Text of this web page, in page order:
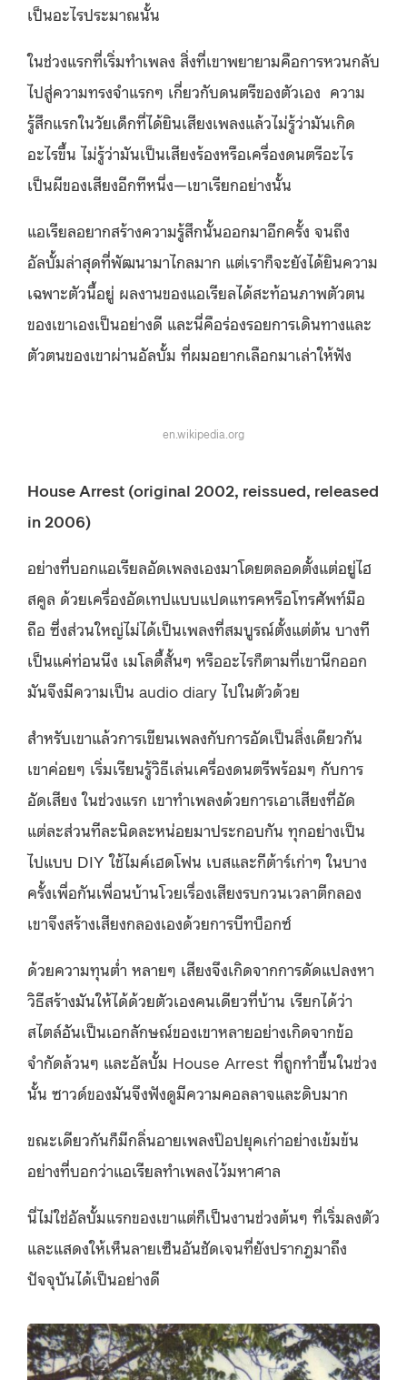
เป็นอะไรประมาณนั้น
ในช่วงแรกที่เริ่มทำเพลง สิ่งที่เขาพยายามคือการหวนกลับ
ไปสู่ความทรงจำแรกๆ เกี่ยวกับดนตรีของตัวเอง ความ
รู้สึกแรกในวัยเด็กที่ได้ยินเสียงเพลงแล้วไม่รู้ว่ามันเกิด
อะไรขึ้น ไม่รู้ว่ามันเป็นเสียงร้องหรือเครื่องดนตรีอะไร
เป็นผีของเสียงอีกทีหนึ่ง—เขาเรียกอย่างนั้น
แอเรียลอยากสร้างความรู้สึกนั้นออกมาอีกครั้ง จนถึง
อัลบั้มล่าสุดที่พัฒนามาไกลมาก แต่เราก็จะยังได้ยินความ
เฉพาะตัวนี้อยู่ ผลงานของแอเรียลได้สะท้อนภาพตัวตน
ของเขาเองเป็นอย่างดี และนี่คือร่องรอยการเดินทางและ
ตัวตนของเขาผ่านอัลบั้ม ที่ผมอยากเลือกมาเล่าให้ฟัง
en.wikipedia.org
House Arrest (original 2002, reissued, released
in 2006)
อย่างที่บอกแอเรียลอัดเพลงเองมาโดยตลอดตั้งแต่อยู่ไฮ
สคูล ด้วยเครื่องอัดเทปแบบแปดแทรคหรือโทรศัพท์มือ
ถือ ซึ่งส่วนใหญ่ไม่ได้เป็นเพลงที่สมบูรณ์ตั้งแต่ต้น บางที
เป็นแค่ท่อนนึง เมโลดี้สั้นๆ หรืออะไรก็ตามที่เขานึกออก
มันจึงมีความเป็น audio diary ไปในตัวด้วย
สำหรับเขาแล้วการเขียนเพลงกับการอัดเป็นสิ่งเดียวกัน
เขาค่อยๆ เริ่มเรียนรู้วิธีเล่นเครื่องดนตรีพร้อมๆ กับการ
อัดเสียง ในช่วงแรก เขาทำเพลงด้วยการเอาเสียงที่อัด
แต่ละส่วนทีละนิดละหน่อยมาประกอบกัน ทุกอย่างเป็น
ไปแบบ DIY ใช้ไมค์เฮดโฟน เบสและกีต้าร์เก่าๆ ในบาง
ครั้งเพื่อกันเพื่อนบ้านโวยเรื่องเสียงรบกวนเวลาตีกลอง
เขาจึงสร้างเสียงกลองเองด้วยการบีทบ็อกซ์
ด้วยความทุนต่ำ หลายๆ เสียงจึงเกิดจากการดัดแปลงหา
วิธีสร้างมันให้ได้ด้วยตัวเองคนเดียวที่บ้าน เรียกได้ว่า
สไตล์อันเป็นเอกลักษณ์ของเขาหลายอย่างเกิดจากข้อ
จำกัดล้วนๆ และอัลบั้ม House Arrest ที่ถูกทำขึ้นในช่วง
นั้น ซาวด์ของมันจึงฟังดูมีความคอลลาจและดิบมาก
ขณะเดียวกันก็มีกลิ่นอายเพลงป๊อปยุคเก่าอย่างเข้มข้น
อย่างที่บอกว่าแอเรียลทำเพลงไว้มหาศาล
นี่ไม่ใช่อัลบั้มแรกของเขาแต่ก็เป็นงานช่วงต้นๆ ที่เริ่มลงตัว
และแสดงให้เห็นลายเซ็นอันชัดเจนที่ยังปรากฎมาถึง
ปัจจุบันได้เป็นอย่างดี